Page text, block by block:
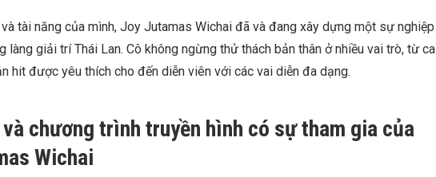
tài năng của mình, Joy Jutamas Wichai đã và đang xây dựng một sự nghiệp
làng giải trí Thái Lan. Cô không ngừng thử thách bản thân ở nhiều vai trò, từ ca
hit được yêu thích cho đến diễn viên với các vai diễn đa dạng.
chương trình truyền hình có sự tham gia của
Wichai